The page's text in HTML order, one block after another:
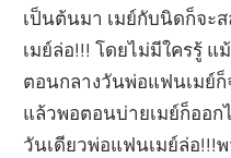
เป็นต้นมา เมย์กับนิดก็จะ
เมย์ล่อ!!! โดยไม่มีใครรู้ แ
ตอนกลางวันพ่อแฟนเมย์
แล้วพอตอนบ่ายเมย์ก็ออก
วันเดียวพ่อแฟนเมย์ล่อ!!!พ